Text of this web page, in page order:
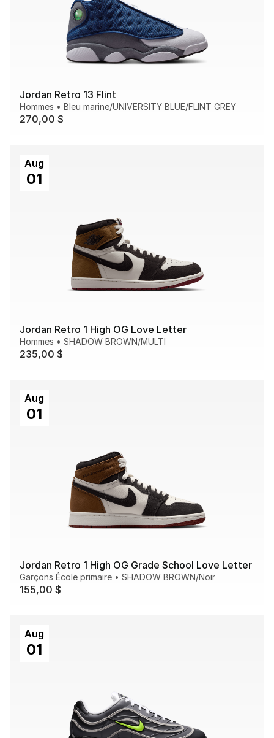
Jordan Retro 13 Flint
Hommes • Bleu marine/UNIVERSITY BLUE/FLINT GREY
270,00 $
Aug
01
Jordan Retro 1 High OG Love Letter
Hommes • SHADOW BROWN/MULTI
235,00 $
Aug
01
Jordan Retro 1 High OG Grade School Love Letter
Garçons École primaire • SHADOW BROWN/Noir
155,00 $
Aug
01